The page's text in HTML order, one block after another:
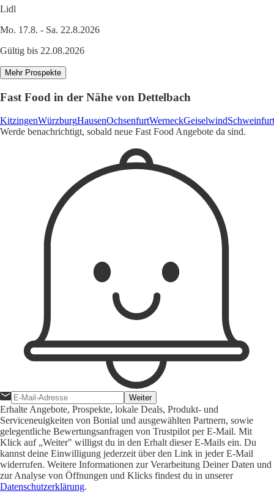
Lidl
Mo. 17.8. - Sa. 22.8.2026
Gültig bis 22.08.2026
Mehr Prospekte
Fast Food in der Nähe von Dettelbach
KitzingenWürzburgHausenOchsenfurtWerneckGeiselwindSchweinfurt
Werde benachrichtigt, sobald neue Fast Food Angebote da sind.
Weiter
Erhalte Angebote, Prospekte, lokale Deals, Produkt- und
Serviceneuigkeiten von Bonial und ausgewählten Partnern, sowie
gelegentliche Bewertungsanfragen von Trustpilot per E-Mail. Mit
Klick auf „Weiter" willigst du in den Erhalt dieser E-Mails ein. Du
kannst deine Einwilligung jederzeit über den Link in jeder E-Mail
widerrufen. Weitere Informationen zur Verarbeitung Deiner Daten und
zur Analyse von Öffnungen und Klicks findest du in unserer
Datenschutzerklärung.